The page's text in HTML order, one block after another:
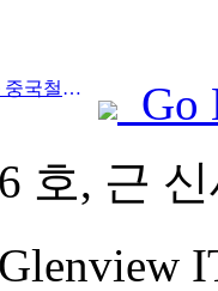
Prev:베이징-상하이 고속철도와 중국철도경제연구원은 고속철도의 고품질 발전을 공동으로 추진하기 위한 전략적 협력을 체결했습니다.
Go
호, 근